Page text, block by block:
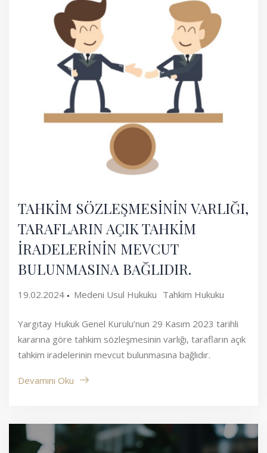
TAHKİM SÖZLEŞMESİNİN VARLIĞI,
TARAFLARIN AÇIK TAHKİM
İRADELERİNİN MEVCUT
BULUNMASINA BAĞLIDIR.
19.02.2024 Medeni Usul Hukuku Tahkim Hukuku
Yargıtay Hukuk Genel Kurulu’nun 29 Kasım 2023 tarihli
kararına göre tahkim sözleşmesinin varlığı, tarafların açık
tahkim iradelerinin mevcut bulunmasına bağlıdır.
Devamını Oku